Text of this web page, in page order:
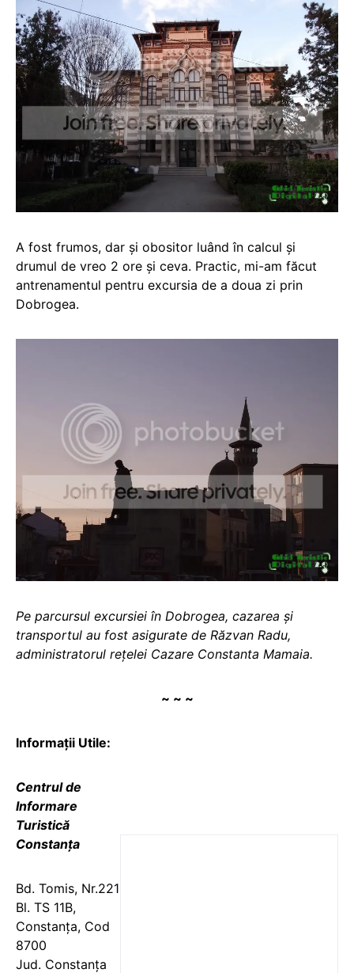
A fost frumos, dar și obositor luând în calcul și
drumul de vreo 2 ore și ceva. Practic, mi-am făcut
antrenamentul pentru excursia de a doua zi prin
Dobrogea.
Pe parcursul excursiei în Dobrogea, cazarea și
transportul au fost asigurate de Răzvan Radu,
administratorul rețelei Cazare Constanta Mamaia.
~ ~ ~
Informații Utile:
Centrul de
Informare
Turistică
Constanța
Bd. Tomis, Nr.221
Bl. TS 11B,
Constanța, Cod
8700
Jud. Constanța